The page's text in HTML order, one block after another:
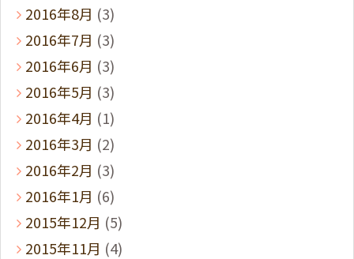
2016年8月 (3)
2016年7月 (3)
2016年6月 (3)
2016年5月 (3)
2016年4月 (1)
2016年3月 (2)
2016年2月 (3)
2016年1月 (6)
2015年12月 (5)
2015年11月 (4)